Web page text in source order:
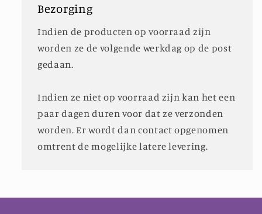
Bezorging
Indien de producten op voorraad zijn
worden ze de volgende werkdag op de post
gedaan.
Indien ze niet op voorraad zijn kan het een
paar dagen duren voor dat ze verzonden
worden. Er wordt dan contact opgenomen
omtrent de mogelijke latere levering.